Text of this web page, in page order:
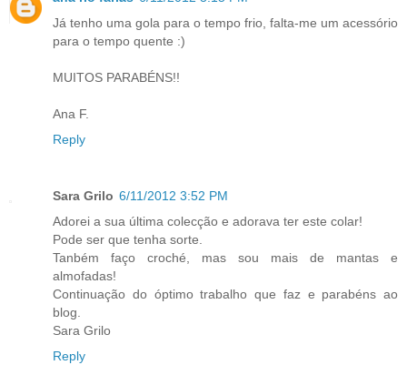
Já tenho uma gola para o tempo frio, falta-me um acessório
para o tempo quente :)
MUITOS PARABÉNS!!
Ana F.
Reply
Sara Grilo 6/11/2012 3:52 PM
Adorei a sua última colecção e adorava ter este colar!
Pode ser que tenha sorte.
Tanbém faço croché, mas sou mais de mantas e
almofadas!
Continuação do óptimo trabalho que faz e parabéns ao
blog.
Sara Grilo
Reply